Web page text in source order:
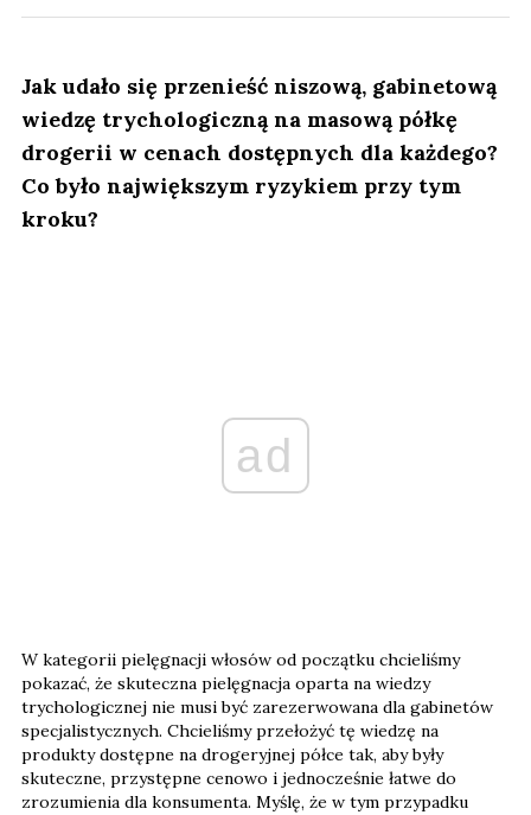
Jak udało się przenieść niszową, gabinetową
wiedzę trychologiczną na masową półkę
drogerii w cenach dostępnych dla każdego?
Co było największym ryzykiem przy tym
kroku?
ad
W kategorii pielęgnacji włosów od początku chcieliśmy
pokazać, że skuteczna pielęgnacja oparta na wiedzy
trychologicznej nie musi być zarezerwowana dla gabinetów
specjalistycznych. Chcieliśmy przełożyć tę wiedzę na
produkty dostępne na drogeryjnej półce tak, aby były
skuteczne, przystępne cenowo i jednocześnie łatwe do
zrozumienia dla konsumenta. Myślę, że w tym przypadku